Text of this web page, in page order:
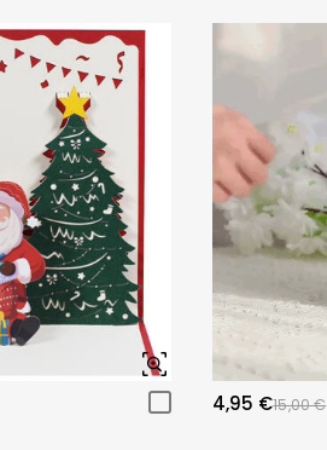
4,95 €15,00 €